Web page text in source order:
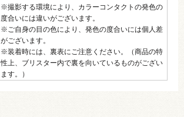
※撮影する環境により、カラーコンタクトの発色の
度合いには違いがございます。
※ご自身の目の色により、発色の度合いには個人差
がございます。
※装着時には、裏表にご注意ください。（商品の特
性上、ブリスター内で裏を向いているものがござい
ます。）